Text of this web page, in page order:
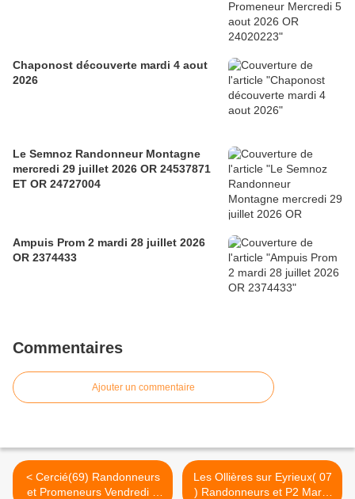
Chaponost découverte mardi 4 aout
2026
Le Semnoz Randonneur Montagne
mercredi 29 juillet 2026 OR 24537871
ET OR 24727004
Ampuis Prom 2 mardi 28 juillet 2026
OR 2374433
Commentaires
Ajouter un commentaire
< Cercié(69) Randonneurs
et Promeneurs Vendredi 7
Les Ollières sur Eyrieux( 07
) Randonneurs et P2 Mardi